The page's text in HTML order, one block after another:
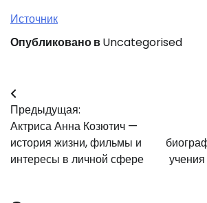
Источник
Опубликовано вUncategorised
Навигация
по
записям
Предыдущая:
Актриса Анна Козютич —
история жизни, фильмы и
интересы в личной сфере